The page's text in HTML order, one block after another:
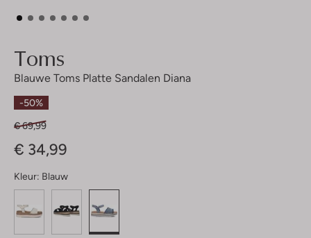
Toms
Blauwe Toms Platte Sandalen Diana
-50%
€ 69,99
€ 34,99
Kleur: Blauw